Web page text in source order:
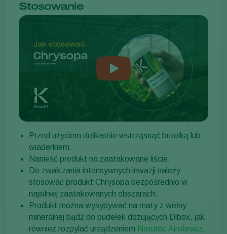
Stosowanie
Przed użyciem delikatnie wstrząsnąć butelką lub
wiaderkiem.
Nanieść produkt na zaatakowane liście.
Do zwalczania intensywnych inwazji należy
stosować produkt Chrysopa bezpośrednio w
najsilniej zaatakowanych obszarach.
Produkt można wysypywać na maty z wełny
mineralnej bądź do pudełek dozujących Dibox, jak
również rozpylać urządzeniem Natutec Airobreez,